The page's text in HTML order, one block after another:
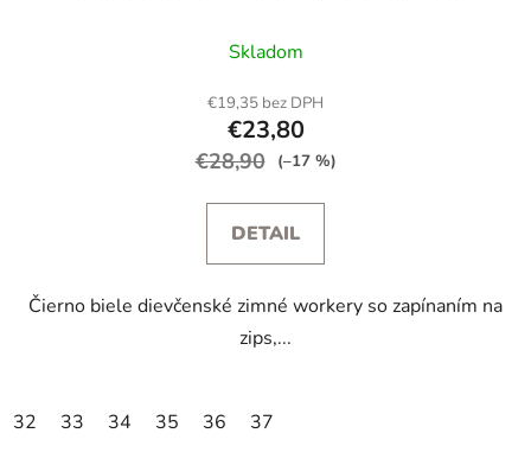
Skladom
€19,35 bez DPH
€23,80
€28,90 (–17 %)
DETAIL
Čierno biele dievčenské zimné workery so zapínaním na
zips,...
32 33 34 35 36 37